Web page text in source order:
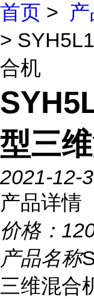
首页 >
>
合机
型三
2021-12-
产品详情
价格：
产品名称
三维混合